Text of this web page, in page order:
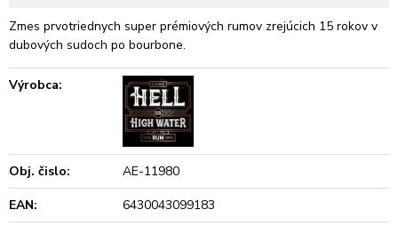
Zmes prvotriednych super prémiových rumov zrejúcich 15 rokov v
dubových sudoch po bourbone.
Výrobca:
Obj. čislo:
AE-11980
EAN:
6430043099183